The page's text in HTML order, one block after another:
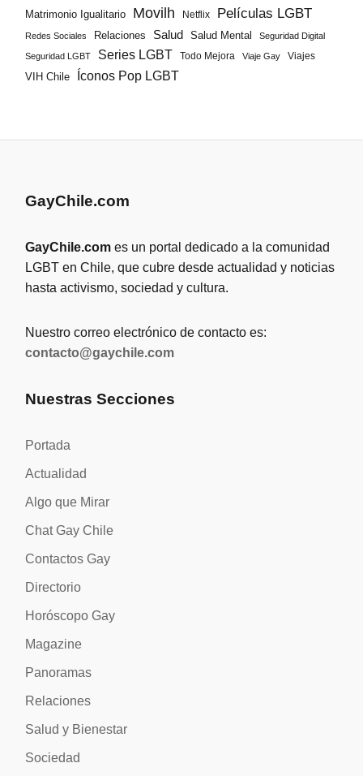
Matrimonio Igualitario Movilh Netflix Películas LGBT
Redes Sociales Relaciones Salud Salud Mental Seguridad Digital
Seguridad LGBT Series LGBT Todo Mejora Viaje Gay
Viajes
VIH Chile
Íconos Pop LGBT
GayChile.com
GayChile.com es un portal dedicado a la comunidad
LGBT en Chile, que cubre desde actualidad y noticias
hasta activismo, sociedad y cultura.
Nuestro correo electrónico de contacto es:
contacto@gaychile.com
Nuestras Secciones
Portada
Actualidad
Algo que Mirar
Chat Gay Chile
Contactos Gay
Directorio
Horóscopo Gay
Magazine
Panoramas
Relaciones
Salud y Bienestar
Sociedad